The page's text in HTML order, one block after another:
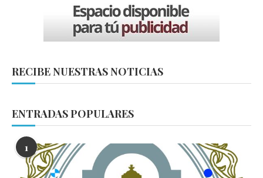
RECIBE NUESTRAS NOTICIAS
ENTRADAS POPULARES
1